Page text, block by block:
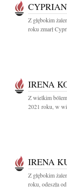
Z głębokim
roku zmarł
IRENA
Z wielkim
2021 roku, w
IRENA
Z głębokim
roku, odeszła